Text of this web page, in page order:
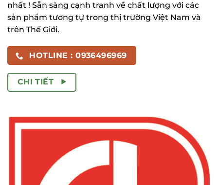
nhất ! Sẵn sàng cạnh tranh về chất lượng với các
sản phẩm tương tự trong thị trường Việt Nam và
trên Thế Giới.
HOTLINE : 0936496969
CHI TIẾT